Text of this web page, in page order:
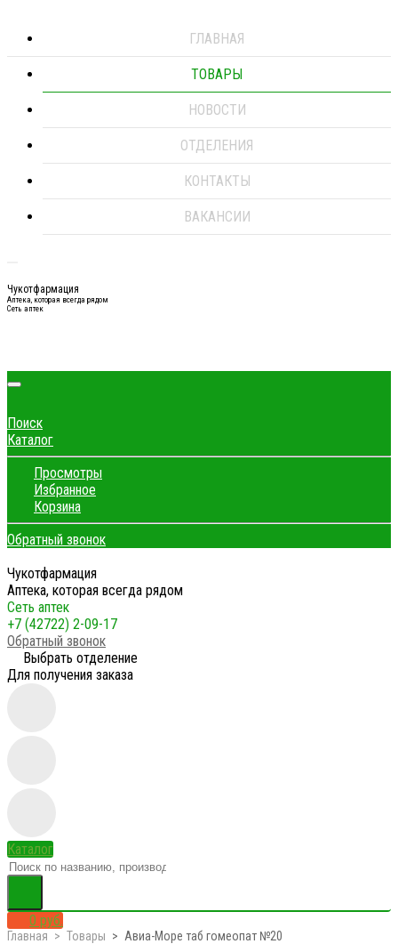
ГЛАВНАЯ
ТОВАРЫ
НОВОСТИ
ОТДЕЛЕНИЯ
КОНТАКТЫ
ВАКАНСИИ
Чукотфармация
Аптека, которая всегда рядом
Сеть аптек
Поиск
Каталог
Просмотры
Избранное
Корзина
Обратный звонок
Чукотфармация
Аптека, которая всегда рядом
Сеть аптек
+7 (42722) 2-09-17
Обратный звонок
Выбрать отделение
Для получения заказа
Каталог
0 руб.
Главная Товары Авиа-Море таб гомеопат №20